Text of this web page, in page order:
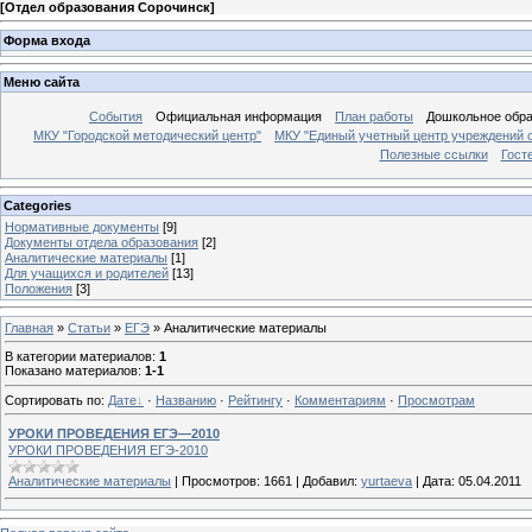
[Отдел образования Сорочинск]
Форма входа
Меню сайта
События Официальная информация План работы
Дошкольное
МКУ "Городской методический центр"
МКУ "Единый учетный центр учреждений
Полезные ссылки
Categories
Нормативные документы [9]
Документы отдела образования [2]
Аналитические материалы [1]
Для учащихся и родителей [13]
Положения [3]
Главная » Статьи » ЕГЭ » Аналитические материалы
В категории материалов: 1
Показано материалов: 1-1
Сортировать по: Дате · Названию · Рейтингу · Комментариям · Просмотрам
УРОКИ ПРОВЕДЕНИЯ ЕГЭ—2010
УРОКИ ПРОВЕДЕНИЯ ЕГЭ-2010
Аналитические материалы | Просмотров: 1661 | Добавил: yurtaeva | Дата: 05.04.2011